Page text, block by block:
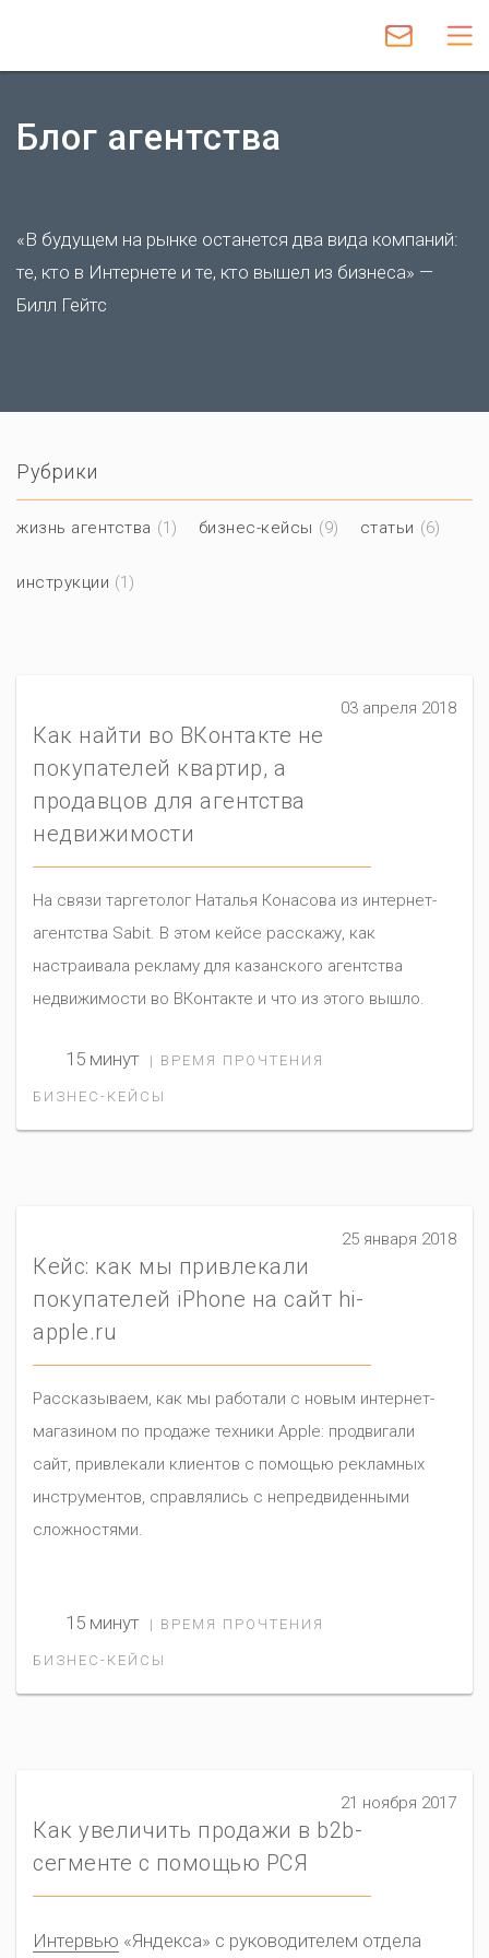
Блог агентства
«В будущем на рынке останется два вида компаний:
те, кто в Интернете и те, кто вышел из бизнеса» —
Билл Гейтс
Рубрики
жизнь агентства (1) бизнес-кейсы (9) статьи (6)
инструкции (1)
03 апреля 2018
Как найти во ВКонтакте не
покупателей квартир, а
продавцов для агентства
недвижимости
На связи таргетолог Наталья Конасова из интернет-
агентства Sabit. В этом кейсе расскажу, как
настраивала рекламу для казанского агентства
недвижимости во ВКонтакте и что из этого вышло.
15 минут | ВРЕМЯ ПРОЧТЕНИЯ
БИЗНЕС-КЕЙСЫ
25 января 2018
Кейс: как мы привлекали
покупателей iPhone на сайт hi-
apple.ru
Рассказываем, как мы работали с новым интернет-
магазином по продаже техники Applе: продвигали
сайт, привлекали клиентов с помощью рекламных
инструментов, справлялись с непредвиденными
сложностями.
15 минут | ВРЕМЯ ПРОЧТЕНИЯ
БИЗНЕС-КЕЙСЫ
21 ноября 2017
Как увеличить продажи в b2b-
сегменте с помощью РСЯ
Интервью «Яндекса» с руководителем отдела